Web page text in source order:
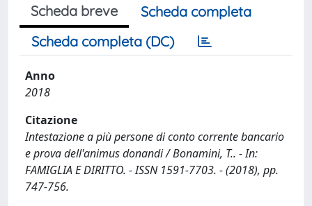
Scheda breve
Scheda completa
Scheda completa (DC)
Anno
2018
Citazione
Intestazione a più persone di conto corrente bancario
e prova dell'animus donandi / Bonamini, T.. - In:
FAMIGLIA E DIRITTO. - ISSN 1591-7703. - (2018), pp.
747-756.